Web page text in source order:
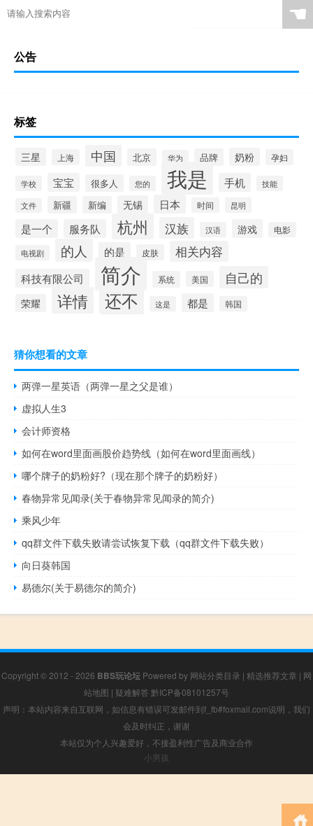
☚
公告
标签
三星 上海 中国 北京 华为 品牌 奶粉 孕妇
学校 宝宝 很多人 您的 我是 手机 技能
文件 新疆 新编 无锡 日本 时间 昆明
是一个 服务队 杭州 汉族 汉语 游戏 电影
电视剧 的人 的是 皮肤 相关内容
科技有限公司 简介 系统 美国 自己的
荣耀 详情 还不 这是 都是 韩国
猜你想看的文章
两弹一星英语（两弹一星之父是谁）
虚拟人生3
会计师资格
如何在word里面画股价趋势线（如何在word里面画线）
哪个牌子的奶粉好?（现在那个牌子的奶粉好）
春物异常见闻录(关于春物异常见闻录的简介)
乘风少年
qq群文件下载失败请尝试恢复下载（qq群文件下载失败）
向日葵韩国
易德尔(关于易德尔的简介)
Copyright © 2012 - 2026 BBS玩论坛 Powered by 网站分类目录 | 精选推荐文章 | 网
站地图 | 疑难解答 黔ICP备08101257号
声明：本站内容来自互联网，如信息有错误可发邮件到f_fb#foxmail.com说明，我们
会及时纠正，谢谢
本站仅为个人兴趣爱好，不接盈利性广告及商业合作
小男孩